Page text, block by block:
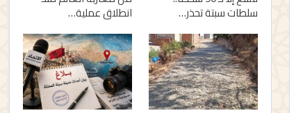
سلطات سبتة تحذر… انطلاق عملية…